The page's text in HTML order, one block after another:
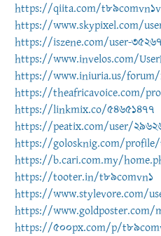
https://qiita.com/
https://www.skypixel.com/
https://iszene.com/user-
https://www.invelos.com/
https://www.iniuria.us/forum/
https://theafricavoice.com/
https://linkmix.co/54651477
https://peatix.com/user/
https://golosknig.com/
https://b.cari.com.my/
https://tooter.in/t89comvn1
https://www.stylevore.com/
https://
https://500px.com/p/